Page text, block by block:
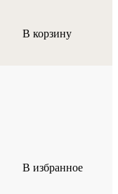
В корзину
В избранное